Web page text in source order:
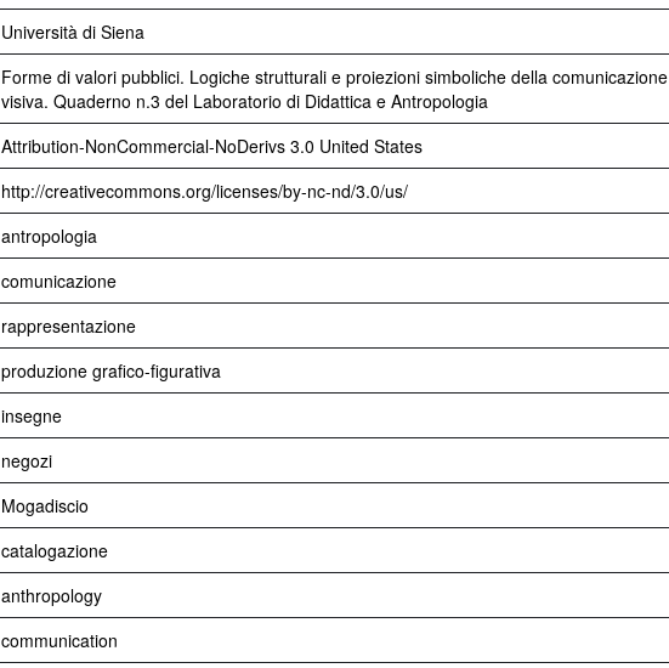
Università di Siena
Forme di valori pubblici. Logiche strutturali e proiezioni simboliche della comunicazione
visiva. Quaderno n.3 del Laboratorio di Didattica e Antropologia
Attribution-NonCommercial-NoDerivs 3.0 United States
http://creativecommons.org/licenses/by-nc-nd/3.0/us/
antropologia
comunicazione
rappresentazione
produzione grafico-figurativa
insegne
negozi
Mogadiscio
catalogazione
anthropology
communication